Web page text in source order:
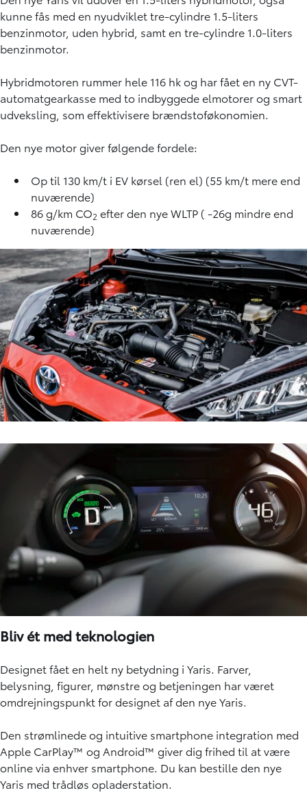
kunne fås med en nyudviklet tre-cylindre 1.5-liters
benzinmotor, uden hybrid, samt en tre-cylindre 1.0-liters
benzinmotor.
Hybridmotoren rummer hele 116 hk og har fået en ny CVT-
automatgearkasse med to indbyggede elmotorer og smart
udveksling, som effektivisere brændstoføkonomien.
Den nye motor giver følgende fordele:
Op til 130 km/t i EV kørsel (ren el) (55 km/t mere end
nuværende)
86 g/km CO2 efter den nye WLTP ( -26g mindre end
nuværende)
Bliv ét med teknologien
Designet fået en helt ny betydning i Yaris. Farver,
belysning, figurer, mønstre og betjeningen har været
omdrejningspunkt for designet af den nye Yaris.
Den strømlinede og intuitive smartphone integration med
Apple CarPlay™ og Android™ giver dig frihed til at være
online via enhver smartphone. Du kan bestille den nye
Yaris med trådløs opladerstation.